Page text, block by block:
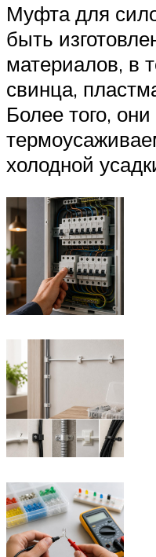
Муфта для
быть
материалов, в
свинца,
Более того,
холодной